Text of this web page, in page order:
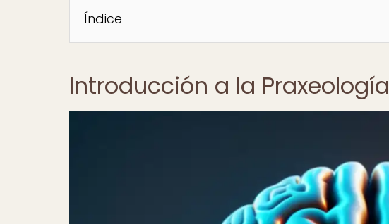
Índice
Introducción a la Praxeología